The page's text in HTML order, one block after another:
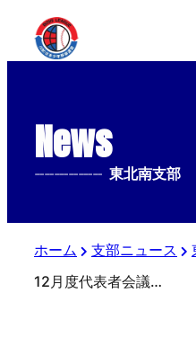
News
-------------- 東北南支部
ホーム 支部ニュース
12月度代表者会議、納会開催